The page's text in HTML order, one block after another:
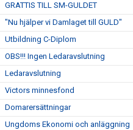
GRATTIS TILL SM-GULDET
"Nu hjälper vi Damlaget till GULD"
Utbildning C-Diplom
OBS!!! Ingen Ledaravslutning
Ledaravslutning
Victors minnesfond
Domarersättningar
Ungdoms Ekonomi och anläggning